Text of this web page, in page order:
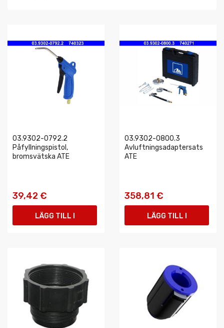
03.9302-0792.2
Påfyllningspistol,
bromsvätska ATE
39,42 €
LÄGG TILL I
03.9302-0800.3
Avluftningsadaptersats
ATE
358,81 €
LÄGG TILL I